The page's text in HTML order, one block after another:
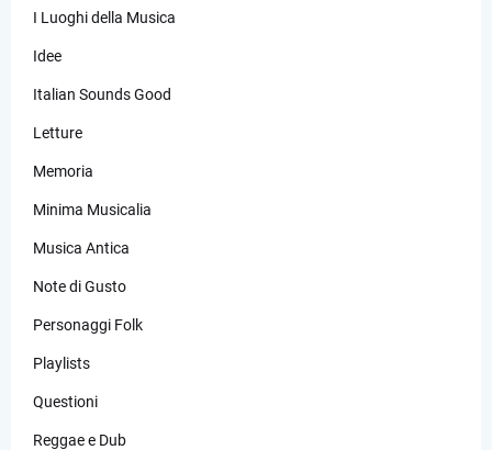
I Luoghi della Musica
Idee
Italian Sounds Good
Letture
Memoria
Minima Musicalia
Musica Antica
Note di Gusto
Personaggi Folk
Playlists
Questioni
Reggae e Dub